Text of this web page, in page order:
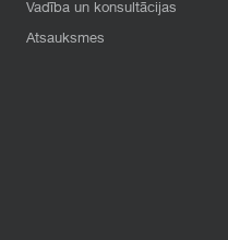
Vadība un konsultācijas
Atsauksmes